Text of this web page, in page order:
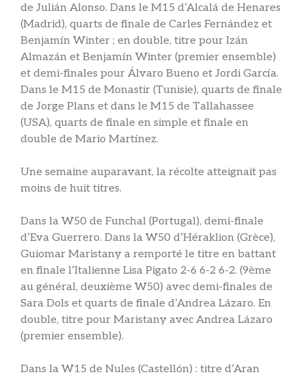
de Julián Alonso. Dans le M15 d’Alcalá de Henares
(Madrid), quarts de finale de Carles Fernández et
Benjamín Winter ; en double, titre pour Izán
Almazán et Benjamín Winter (premier ensemble)
et demi-finales pour Álvaro Bueno et Jordi García.
Dans le M15 de Monastir (Tunisie), quarts de finale
de Jorge Plans et dans le M15 de Tallahassee
(USA), quarts de finale en simple et finale en
double de Mario Martínez.
Une semaine auparavant, la récolte atteignait pas
moins de huit titres.
Dans la W50 de Funchal (Portugal), demi-finale
d’Eva Guerrero. Dans la W50 d’Héraklion (Grèce),
Guiomar Maristany a remporté le titre en battant
en finale l’Italienne Lisa Pigato 2-6 6-2 6-2. (9ème
au général, deuxième W50) avec demi-finales de
Sara Dols et quarts de finale d’Andrea Lázaro. En
double, titre pour Maristany avec Andrea Lázaro
(premier ensemble).
Dans la W15 de Nules (Castellón) : titre d’Aran